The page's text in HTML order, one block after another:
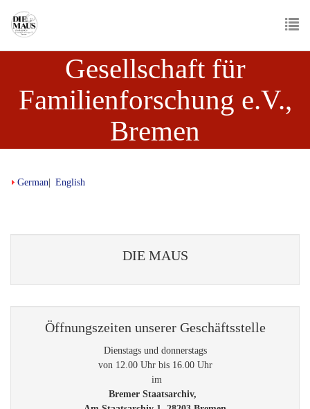
main
content
Gesellschaft für
Familienforschung e.V.,
Bremen
German English
DIE MAUS
Öffnungszeiten unserer Geschäftsstelle
Dienstags und donnerstags
von 12.00 Uhr bis 16.00 Uhr
im
Bremer Staatsarchiv,